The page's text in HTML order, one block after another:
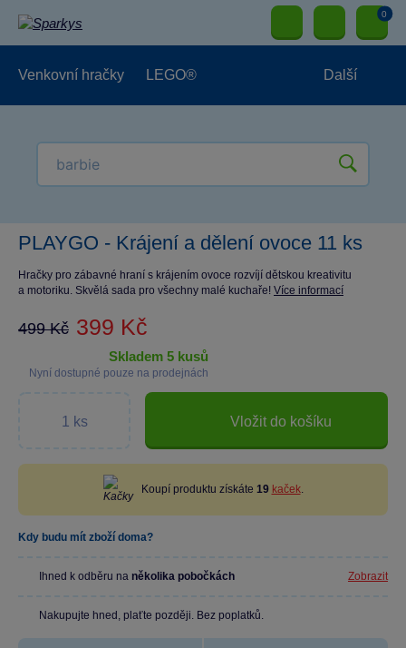
0
Venkovní hračky LEGO® Další
PLAYGO - Krájení a dělení ovoce 11 ks
Hračky pro zábavné hraní s krájením ovoce rozvíjí dětskou kreativitu
a motoriku. Skvělá sada pro všechny malé kuchaře! Více informací
499 Kč 399 Kč
skladem 5 kusů
Nyní dostupné pouze na prodejnách
Vložit do košíku
Koupí produktu získáte 19 kaček.
Kdy budu mít zboží doma?
Ihned k odběru na několika pobočkách Zobrazit
Nakupujte hned, plaťte později. Bez poplatků.